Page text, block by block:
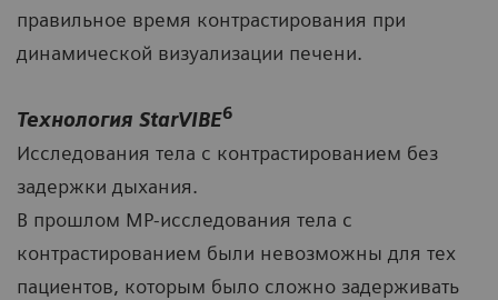
правильное время контрастирования при
динамической визуализации печени.
Технология StarVIBE6
Исследования тела с контрастированием без
задержки дыхания.
В прошлом МР-исследования тела с
контрастированием были невозможны для тех
пациентов, которым было сложно задерживать